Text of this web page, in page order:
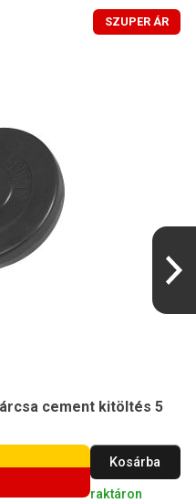
SZUPER ÁR
cement kitöltés 5
Kosárba
raktáron